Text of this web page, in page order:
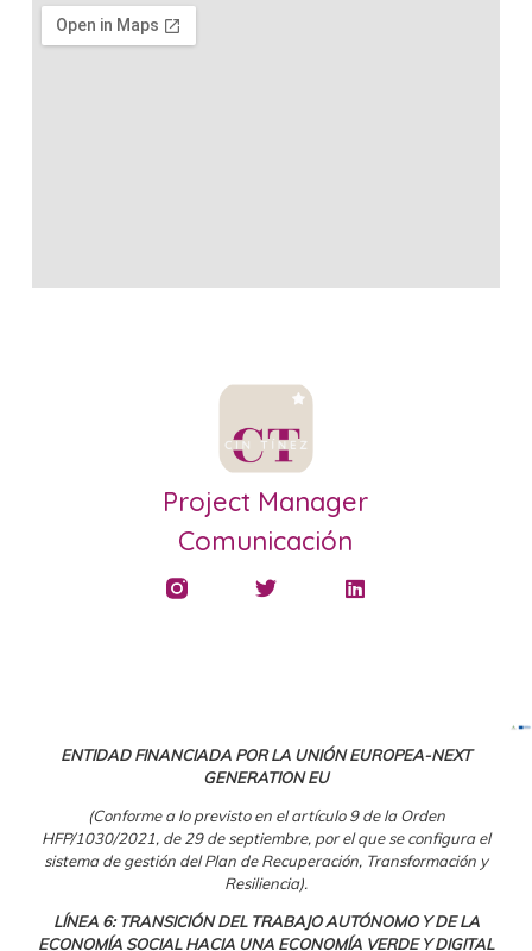
Project Manager
Comunicación
ENTIDAD FINANCIADA POR LA UNIÓN EUROPEA-NEXT
GENERATION EU
(Conforme a lo previsto en el artículo 9 de la Orden
HFP/1030/2021, de 29 de septiembre, por el que se configura el
sistema de gestión del Plan de Recuperación, Transformación y
Resiliencia).
LÍNEA 6: TRANSICIÓN DEL TRABAJO AUTÓNOMO Y DE LA
ECONOMÍA SOCIAL HACIA UNA ECONOMÍA VERDE Y DIGITAL